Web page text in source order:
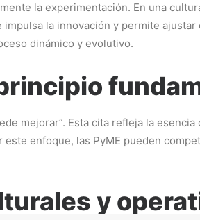
la experimentación. En una
la innovación y permite
dinámico y evolutivo.
mejorar”. Esta cita refleja la
enfoque, las PyME pueden
y